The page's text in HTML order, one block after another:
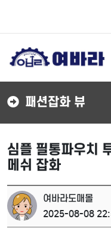
패션잡화 뷰
심플 필통파우치
메쉬 잡화
여바라도매몰
2025-08-08